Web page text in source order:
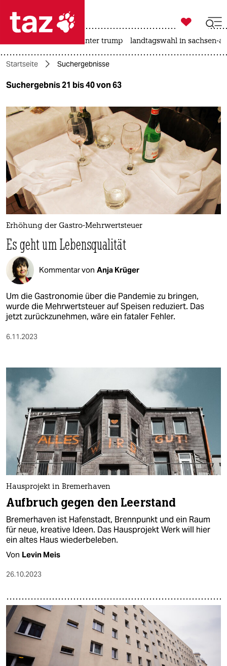
 taz zahl ich
taz zahl ich
themen
politik
öko
gesellschaft
kultur
sport
berlin
nord
wahrheit
verlag
verlag
veranstaltungen
fragen & hilfe
unterstützen
genossenschaft
epaper login

taz zahl ich
usa unter trump landtagswahl in sachsen-
Startseite Suchergebnisse
Suchergebnis 21 bis 40 von 63
Erhöhung der Gastro-Mehrwertsteuer
Es geht um Lebensqualität
Kommentar von Anja Krüger
Um die Gastronomie über die Pandemie zu bringen,
wurde die Mehrwertsteuer auf Speisen reduziert. Das
jetzt zurückzunehmen, wäre ein fataler Fehler.
6.11.2023
Hausprojekt in Bremerhaven
Aufbruch gegen den Leerstand
Bremerhaven ist Hafenstadt, Brennpunkt und ein Raum
für neue, kreative Ideen. Das Hausprojekt Werk will hier
ein altes Haus wiederbeleben.
Von Levin Meis
26.10.2023